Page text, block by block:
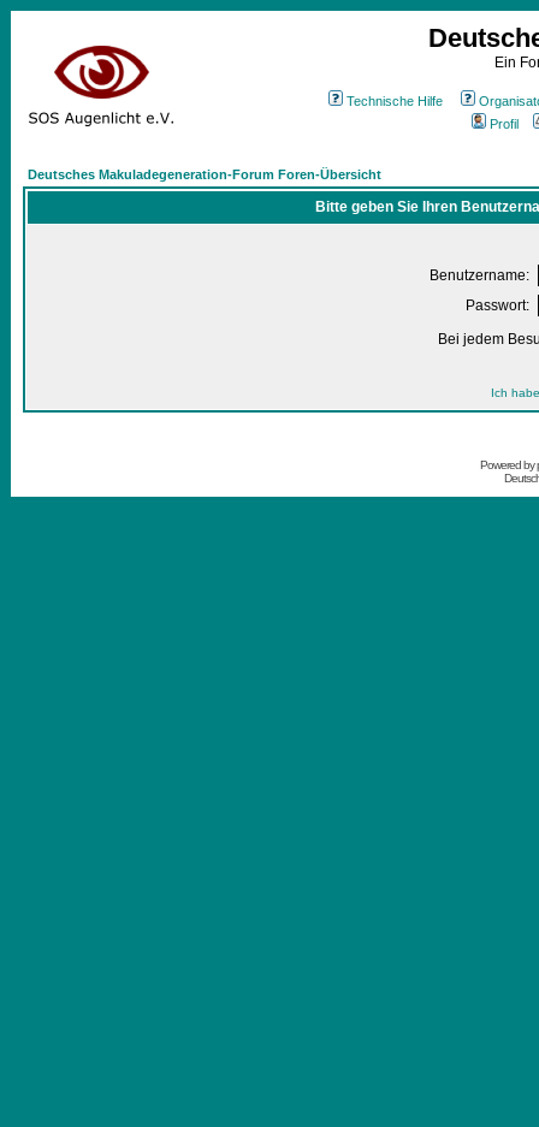
Ein
Technische Hilfe
Profil
Deutsches Makuladegeneration-Forum Foren-Übersicht
Bitte geben Sie Ihren
Benutzername:
Passwort:
Bei jedem
Ich
Powered by